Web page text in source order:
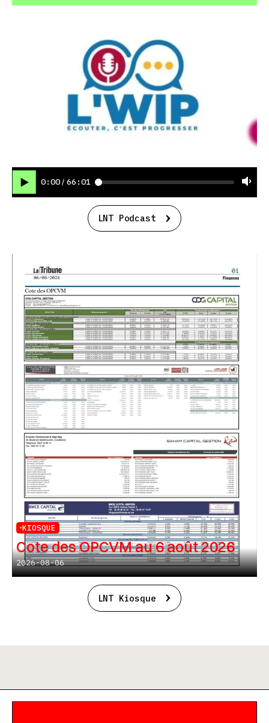
0:00 / 66:01
LNT Podcast
KIOSQUE
Cote des OPCVM au 6 août 2026
2026-08-06
LNT Kiosque